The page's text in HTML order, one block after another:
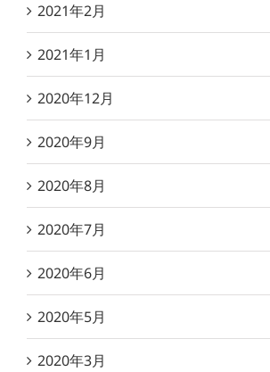
2021年2月
2021年1月
2020年12月
2020年9月
2020年8月
2020年7月
2020年6月
2020年5月
2020年3月